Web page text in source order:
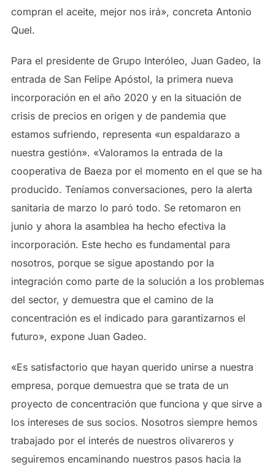
compran el aceite, mejor nos irá», concreta Antonio
Quel.
Para el presidente de Grupo Interóleo, Juan Gadeo, la
entrada de San Felipe Apóstol, la primera nueva
incorporación en el año 2020 y en la situación de
crisis de precios en origen y de pandemia que
estamos sufriendo, representa «un espaldarazo a
nuestra gestión». «Valoramos la entrada de la
cooperativa de Baeza por el momento en el que se ha
producido. Teníamos conversaciones, pero la alerta
sanitaria de marzo lo paró todo. Se retomaron en
junio y ahora la asamblea ha hecho efectiva la
incorporación. Este hecho es fundamental para
nosotros, porque se sigue apostando por la
integración como parte de la solución a los problemas
del sector, y demuestra que el camino de la
concentración es el indicado para garantizarnos el
futuro», expone Juan Gadeo.
«Es satisfactorio que hayan querido unirse a nuestra
empresa, porque demuestra que se trata de un
proyecto de concentración que funciona y que sirve a
los intereses de sus socios. Nosotros siempre hemos
trabajado por el interés de nuestros olivareros y
seguiremos encaminando nuestros pasos hacia la